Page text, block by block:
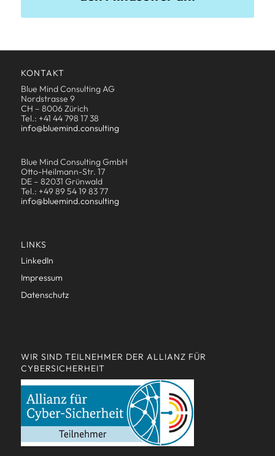
KONTAKT
Blue Mind Consulting AG
Nordstrasse 9
CH – 8006 Zürich
Tel.: +41 44 798 17 38
info@bluemind.consulting
Blue Mind Consulting GmbH
Otto-Heilmann-Str. 17
DE – 82031 Grünwald
Tel.: +49 89 54 19 83 77
info@bluemind.consulting
LINKS
LinkedIn
Impressum
Datenschutz
WIR SIND TEILNEHMER DER ALLIANZ FÜR
CYBERSICHERHEIT